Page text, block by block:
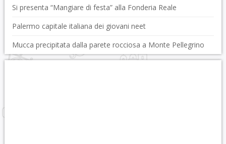
Si presenta “Mangiare di festa” alla Fonderia Reale
Palermo capitale italiana dei giovani neet
Mucca precipitata dalla parete rocciosa a Monte Pellegrino